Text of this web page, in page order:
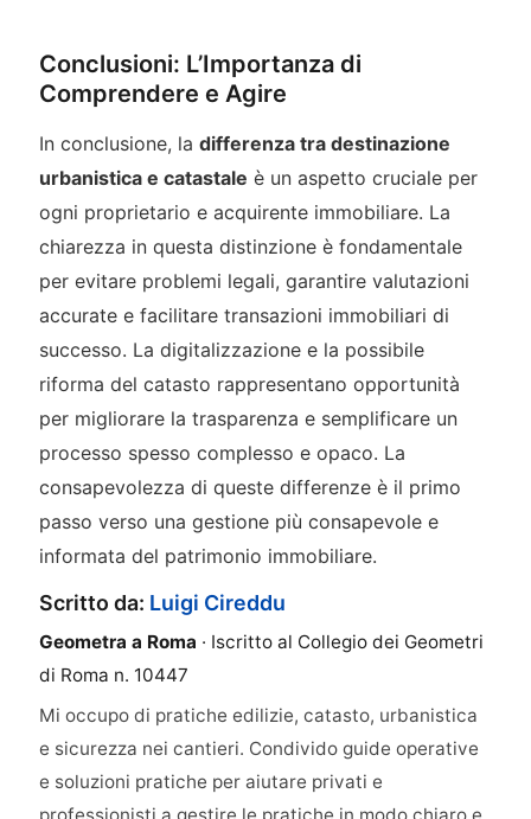
Conclusioni: L’Importanza di
Comprendere e Agire
In conclusione, la differenza tra destinazione
urbanistica e catastale è un aspetto cruciale per
ogni proprietario e acquirente immobiliare. La
chiarezza in questa distinzione è fondamentale
per evitare problemi legali, garantire valutazioni
accurate e facilitare transazioni immobiliari di
successo. La digitalizzazione e la possibile
riforma del catasto rappresentano opportunità
per migliorare la trasparenza e semplificare un
processo spesso complesso e opaco. La
consapevolezza di queste differenze è il primo
passo verso una gestione più consapevole e
informata del patrimonio immobiliare.
Scritto da: Luigi Cireddu
Geometra a Roma · Iscritto al Collegio dei Geometri
di Roma n. 10447
Mi occupo di pratiche edilizie, catasto, urbanistica
e sicurezza nei cantieri. Condivido guide operative
e soluzioni pratiche per aiutare privati e